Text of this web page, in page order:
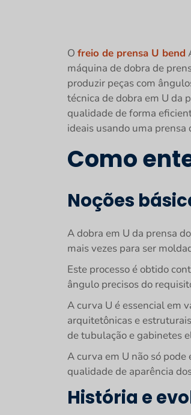
O freio de prensa U bend
máquina de dobra de
produzir peças com
técnica de dobra em U da
qualidade de forma
ideais usando uma prensa
Como
Noções
A dobra em U da prensa
mais vezes para ser
Este processo é obtido
ângulo precisos do
A curva U é essencial em
arquitetônicas e
de tubulação e gabinetes
A curva em U não só
qualidade de aparência
História e